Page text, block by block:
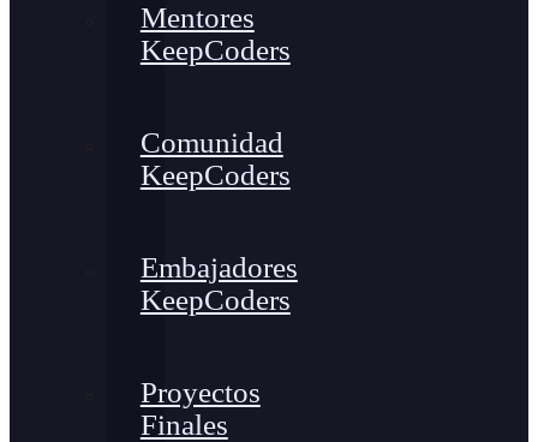
Mentores
KeepCoders
Comunidad
KeepCoders
Embajadores
KeepCoders
Proyectos
Finales